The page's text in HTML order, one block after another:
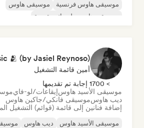
موسيقى هاوس فرنسية
موسيقى هاوس
موسيقى هاوس ملوديك وتقدمية
أمين قائمة التشغيل
> 1700 إجابة تم تقديمها
موسيقى الأسيد هاوسإيقاعات/لو-فاي
ديب هاوسموسيقى فانكي/جاكين هاوس
إضافة فنانين إلى قائمة (قوائم) التشغيل
موسيقى الأسيد هاوس ديب هاوس